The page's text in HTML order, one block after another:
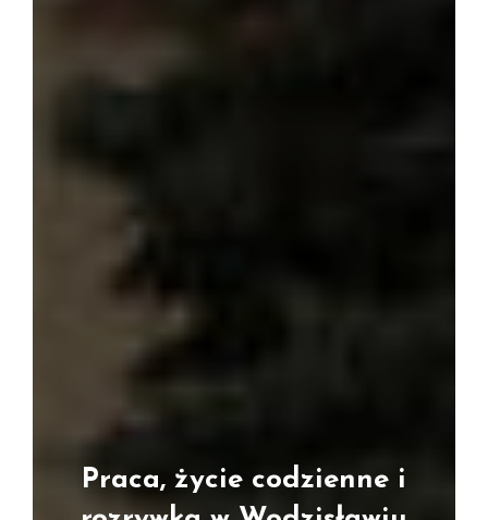
Praca, życie codzienne i